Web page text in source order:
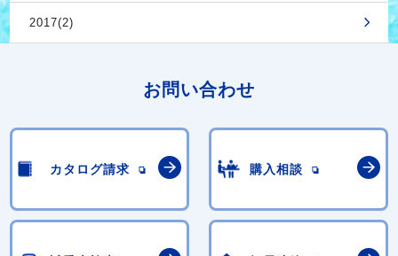
2017(2)
お問い合わせ
カタログ請求 購入相談